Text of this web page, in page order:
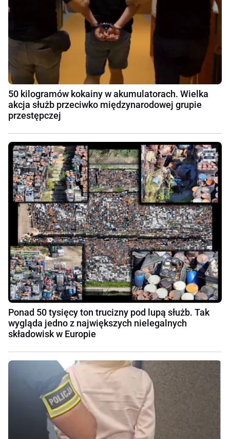
50 kilogramów kokainy w akumulatorach. Wielka
akcja służb przeciwko międzynarodowej grupie
przestępczej
Ponad 50 tysięcy ton trucizny pod lupą służb. Tak
wygląda jedno z największych nielegalnych
składowisk w Europie